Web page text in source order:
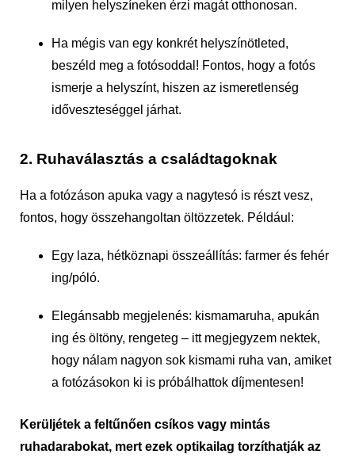
milyen helyszíneken érzi magát otthonosan.
Ha mégis van egy konkrét helyszínötleted,
beszéld meg a fotósoddal! Fontos, hogy a fotós
ismerje a helyszínt, hiszen az ismeretlenség
időveszteséggel járhat.
2. Ruhaválasztás a családtagoknak
Ha a fotózáson apuka vagy a nagytesó is részt vesz,
fontos, hogy összehangoltan öltözzetek. Például:
Egy laza, hétköznapi összeállítás: farmer és fehér
ing/póló.
Elegánsabb megjelenés: kismamaruha, apukán
ing és öltöny, rengeteg – itt megjegyzem nektek,
hogy nálam nagyon sok kismami ruha van, amiket
a fotózásokon ki is próbálhattok díjmentesen!
Kerüljétek a feltűnően csíkos vagy mintás
ruhadarabokat, mert ezek optikailag torzíthatják az